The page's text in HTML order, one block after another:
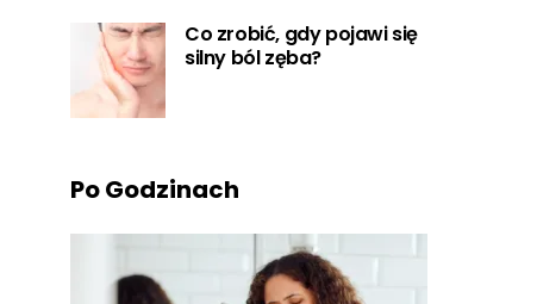
Co zrobić, gdy pojawi się
silny ból zęba?
Po Godzinach